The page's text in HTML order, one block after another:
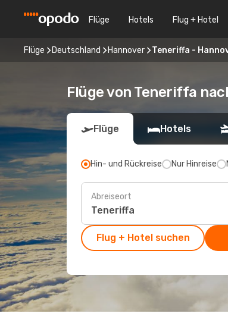
Flüge Hotels Flug + Hotel
Flüge Deutschland Hannover Teneriffa -
Flüge von Teneriffa
Flüge Hotels
Hin- und Rückreise Nur Hinreise
Abreiseort
Flug + Hotel suchen